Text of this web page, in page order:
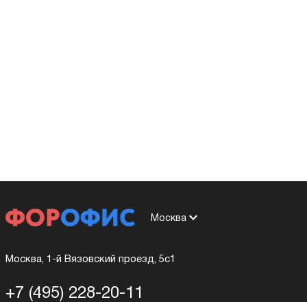
Москва
Москва, 1-й Вязовский проезд, 5с1
+7 (495) 228-20-11